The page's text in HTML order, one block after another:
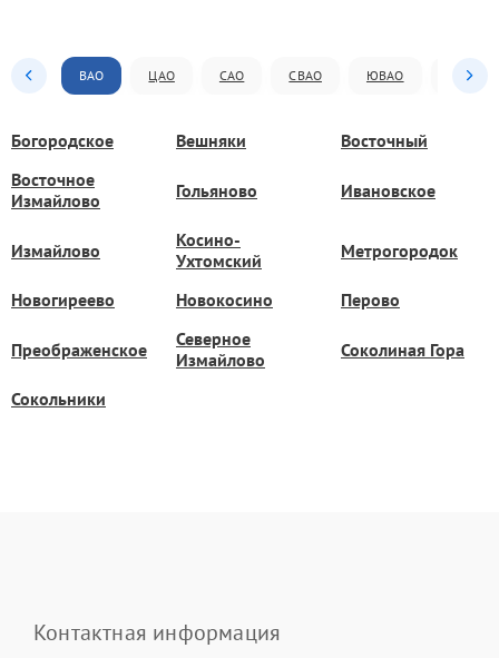
ВАО ЦАО САО СВАО ЮВАО ЮАО
Богородское Вешняки
Восточный
Восточное
Измайлово
Гольяново Ивановское
Измайлово
Косино-
Ухтомский
Метрогородок
Новогиреево Новокосино Перово
Преображенское
Северное
Измайлово
Соколиная Гора
Сокольники
Контактная информация